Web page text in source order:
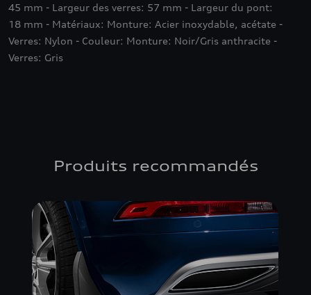
45 mm - Largeur des verres: 57 mm - Largeur du pont:
18 mm - Matériaux: Monture: Acier inoxydable, acétate -
Verres: Nylon - Couleur: Monture: Noir/Gris anthracite -
Verres: Gris
Produits recommandés